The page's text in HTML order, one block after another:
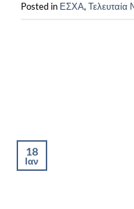
Posted in ΕΣΧΑ, Τελευταία
18
Ιαν